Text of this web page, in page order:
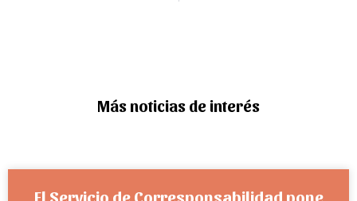
Más noticias de interés
El Servicio de Corresponsabilidad pone